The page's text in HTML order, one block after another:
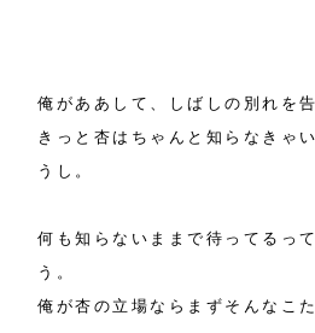
俺がああして、しばしの別れを
きっと杏はちゃんと知らなきゃ
うし。
何も知らないままで待ってるっ
う。
俺が杏の立場ならまずそんなこ